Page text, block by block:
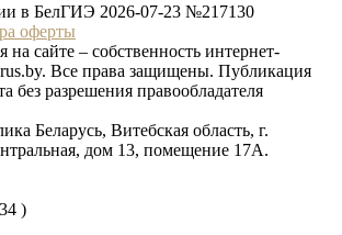
в БелГИЭ 2026-07-23 №217130
оферты
сайте – собственность интернет-
Все права защищены. Публикация
без разрешения правообладателя
Беларусь, Витебская область, г.
дом 13, помещение 17А.
)